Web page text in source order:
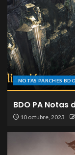
NOTAS PARCHES BDO
BDO PA Notas
10 octubre, 2023